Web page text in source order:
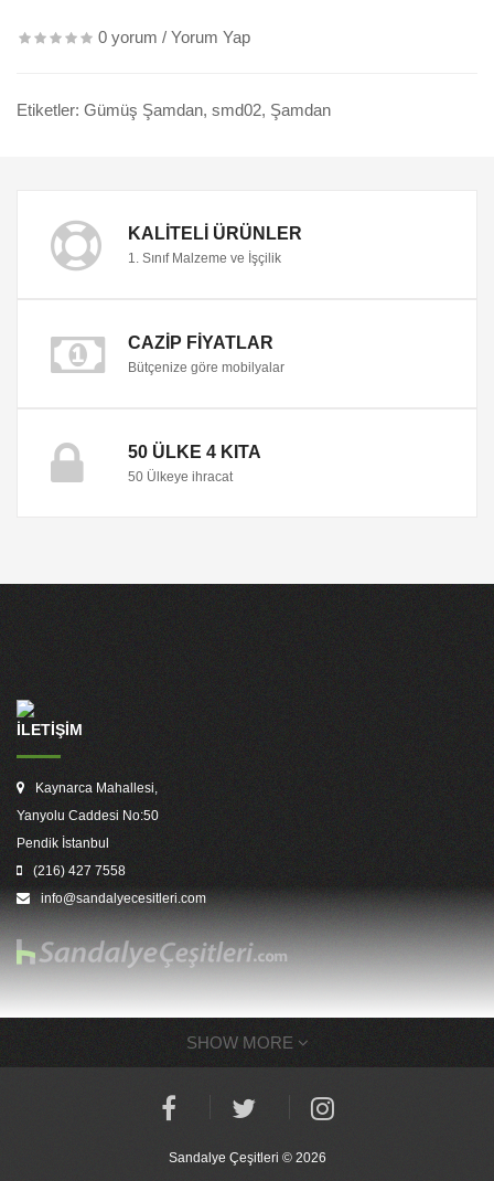
0 yorum / Yorum Yap
Etiketler: Gümüş Şamdan, smd02, Şamdan
KALITELI ÜRÜNLER
1. Sınıf Malzeme ve İşçilik
CAZIP FIYATLAR
Bütçenize göre mobilyalar
50 ÜLKE 4 KITA
50 Ülkeye ihracat
İLETİŞİM
Kaynarca Mahallesi,
Yanyolu Caddesi No:50
Pendik İstanbul
(216) 427 7558
info@sandalyecesitleri.com
SHOW MORE
Sandalye Çeşitleri © 2026